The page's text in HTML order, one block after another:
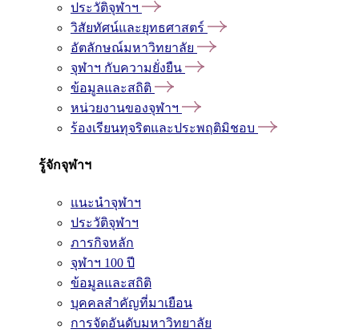
ประวัติจุฬาฯ
วิสัยทัศน์และยุทธศาสตร์
อัตลักษณ์มหาวิทยาลัย
จุฬาฯ กับความยั่งยืน
ข้อมูลและสถิติ
หน่วยงานของจุฬาฯ
ร้องเรียนทุจริตและประพฤติมิชอบ
รู้จักจุฬาฯ
แนะนำจุฬาฯ
ประวัติจุฬาฯ
ภารกิจหลัก
จุฬาฯ 100 ปี
ข้อมูลและสถิติ
บุคคลสำคัญที่มาเยือน
การจัดอันดับมหาวิทยาลัย